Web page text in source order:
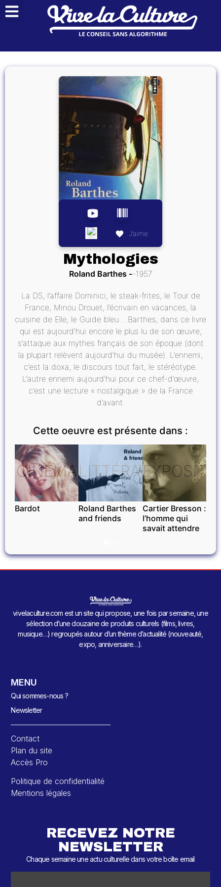
J’aime
Mythologies
Roland Barthes 1957
La DS, l’affaire Dominici, le steak-frites, le Tour de
France, Minou Drouet, l’écrivain en vacances, la
cuisine de Elle, le Guide bleu… Barthes, dans ce livre
qui est aujourd’hui encore le plus lu de son œuvre,
s’attaque aux mythes français de son époque (dont
la plupart relèvent aujourd’hui du musée). L’ennemi,
c’est la doxa, le discours tout fait, le stéréotype.
L’autre ennemi aujourd’hui pour ce chef-d’œuvre,
c’est une lecture « nostalgique » de la France
d’avant.
Cette oeuvre est présente dans :
CINÉMA
Bardot
LITTÉRATURE
Roland Barthes
and friends
Cartier Bresson :
l’homme qui
savait attendre
vivelaculture.com est un site qui propose, une fois par semaine, une
sélection d’une douzaine de produits culturels (films, livres,
musique…) regroupés autour d’un thème d’actualité (nouveauté,
expo, anniversaire…).
MENU
Qui sommes-nous ?
Newsletter
Contact
Plan du site
Accès Pro
Politique de confidentialité
Mentions légales
RECEVEZ NOTRE
NEWSLETTER
Chaque semaine une actu culturelle dans votre boîte email